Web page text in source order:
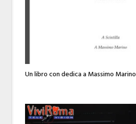
Un libro con dedica a Massimo Marino